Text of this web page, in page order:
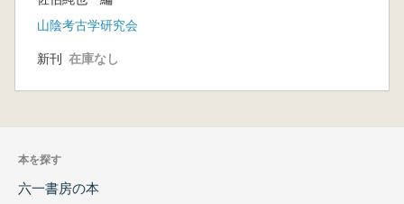
山陰考古学研究会
新刊 在庫なし
本を探す
六一書房の本